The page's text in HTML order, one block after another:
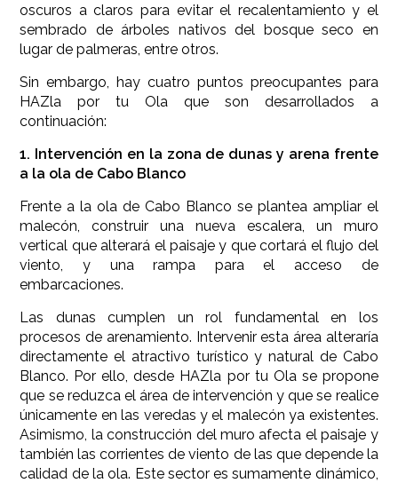
oscuros a claros para evitar el recalentamiento y el
sembrado de árboles nativos del bosque seco en
lugar de palmeras, entre otros.
Sin embargo, hay cuatro puntos preocupantes para
HAZla por tu Ola que son desarrollados a
continuación:
1. Intervención en la zona de dunas y arena frente
a la ola de Cabo Blanco
Frente a la ola de Cabo Blanco se plantea ampliar el
malecón, construir una nueva escalera, un muro
vertical que alterará el paisaje y que cortará el flujo del
viento, y una rampa para el acceso de
embarcaciones.
Las dunas cumplen un rol fundamental en los
procesos de arenamiento. Intervenir esta área alteraría
directamente el atractivo turístico y natural de Cabo
Blanco. Por ello, desde HAZla por tu Ola se propone
que se reduzca el área de intervención y que se realice
únicamente en las veredas y el malecón ya existentes.
Asimismo, la construcción del muro afecta el paisaje y
también las corrientes de viento de las que depende la
calidad de la ola. Este sector es sumamente dinámico,